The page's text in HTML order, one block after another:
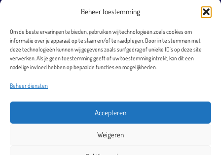
Beheer toestemming
Om de beste ervaringen te bieden, gebruiken wij technologieën zoals cookies om
informatie over je apparaat op te slaan en/of te raadplegen. Door in te stemmen met
deze technologieën kunnen wij gegevens zoals surfgedrag of unieke ID's op deze site
verwerken. Als je geen toestemming geeft of uw toestemming intrekt, kan dit een
nadelige invloed hebben op bepaalde functies en mogelijkheden.
Beheer diensten
Accepteren
Weigeren
T 0251 231 569
directie@arkheemskerk.nl
Postadres